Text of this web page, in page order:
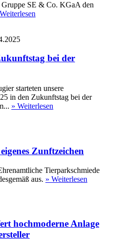
Gruppe SE & Co. KGaA den
bei der
starteten unsere
in den Zukunftstag bei der
» Weiterlesen
Zunftzeichen
Tierparkschmiede
aus. » Weiterlesen
hochmoderne Anlage